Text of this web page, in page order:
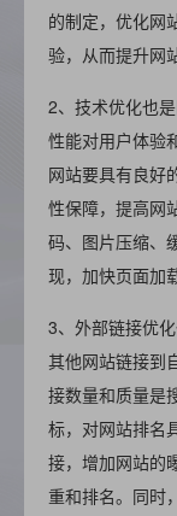
的制定，优化网
验，从而提升网
2、技术优化也
性能对用户体验
网站要具有良好
性保障，提高网
码、图片压缩、
现，加快页面加
3、外部链接优
其他网站链接到
接数量和质量是
标，对网站排名
接，增加网站的
重和排名。同时